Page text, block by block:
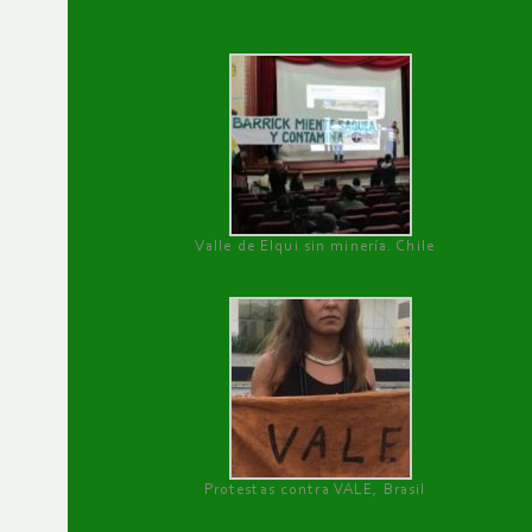
Valle de Elqui sin minería. Chile
Protestas contra VALE, Brasil